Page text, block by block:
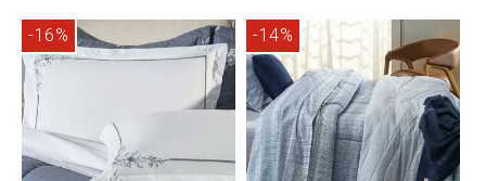
Compra rápida Compra rápida
-16% -14%